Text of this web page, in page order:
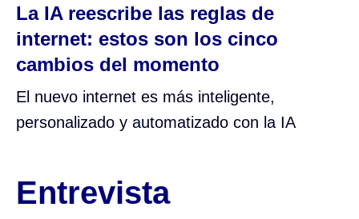
La IA reescribe las reglas de
internet: estos son los cinco
cambios del momento
El nuevo internet es más inteligente,
personalizado y automatizado con la IA
Entrevista